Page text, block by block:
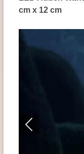
cm x 12 cm